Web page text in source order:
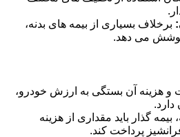
برخلاف بسیاری از بیمه های بدنه،
پوشش می دهد.
و هزینه آن بستگی به ارزش خودرو،
گذار باید مقداری از هزینه
پرداخت کند.